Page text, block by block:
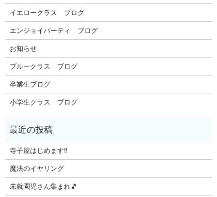
イエロークラス ブログ
エンジョイパーティ ブログ
お知らせ
ブルークラス ブログ
卒業生ブログ
小学生クラス ブログ
寺子屋はじめます‼️
魔法のイヤリング
未就園児さん集まれ🎵